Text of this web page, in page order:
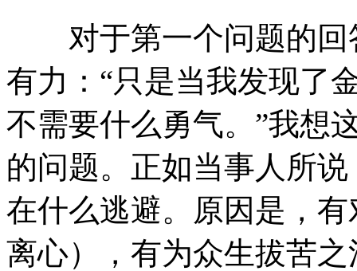
对于第一个问题的回
有力：“只是当我发现了
不需要什么勇气。”我想
的问题。正如当事人所
在什么逃避。原因是，
离心），有为众生拔苦